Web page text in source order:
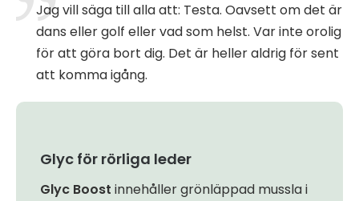
Jag vill säga till alla att: Testa. Oavsett om det är
dans eller golf eller vad som helst. Var inte orolig
för att göra bort dig. Det är heller aldrig för sent
att komma igång.
Glyc för rörliga leder
Glyc Boost innehåller grönläppad mussla i